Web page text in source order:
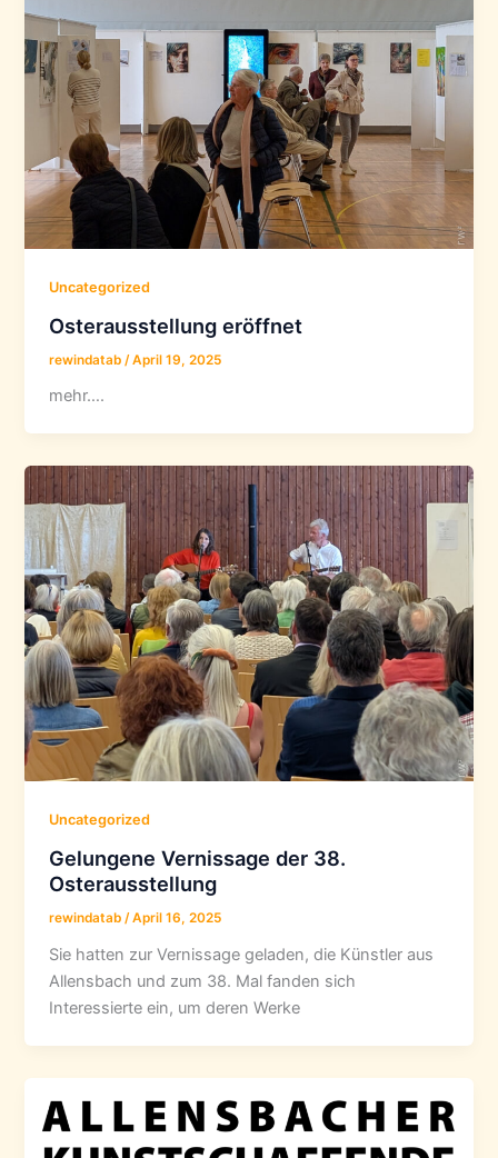
Uncategorized
Osterausstellung eröffnet
rewindatab /April 19, 2025
mehr….
Uncategorized
Gelungene Vernissage der 38.
Osterausstellung
rewindatab/April 16, 2025
Sie hatten zur Vernissage geladen, die Künstler aus
Allensbach und zum 38. Mal fanden sich
Interessierte ein, um deren Werke